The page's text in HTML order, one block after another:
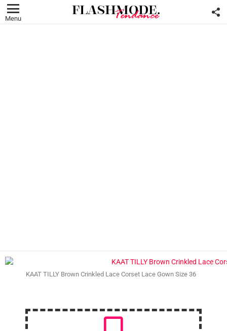
Menu
KAAT TILLY Brown Crinkled Lace Corset Lace Gown Size 36